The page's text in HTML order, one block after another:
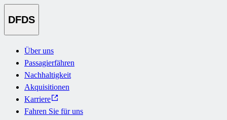
DFDS
Über uns
Passagierfähren
Nachhaltigkeit
Akquisitionen
Karriere
Fahren Sie für uns